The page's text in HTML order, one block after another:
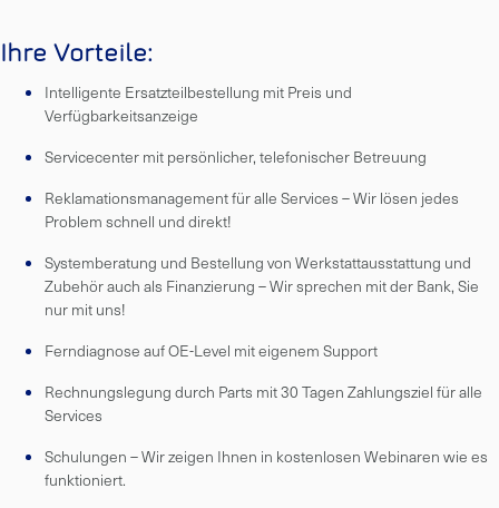
Ihre Vorteile:
Intelligente Ersatzteilbestellung mit Preis und
Verfügbarkeitsanzeige
Servicecenter mit persönlicher, telefonischer Betreuung
Reklamationsmanagement für alle Services – Wir lösen jedes
Problem schnell und direkt!
Systemberatung und Bestellung von Werkstattausstattung und
Zubehör auch als Finanzierung – Wir sprechen mit der Bank, Sie
nur mit uns!
Ferndiagnose auf OE-Level mit eigenem Support
Rechnungslegung durch Parts mit 30 Tagen Zahlungsziel für alle
Services
Schulungen – Wir zeigen Ihnen in kostenlosen Webinaren wie es
funktioniert.